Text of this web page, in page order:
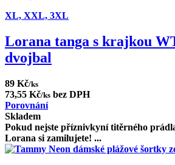
XL, XXL, 3XL
Lorana tanga s krajkou
dvojbal
89 Kč/ks
73,55 Kč/ks bez DPH
Porovnání
Skladem
Pokud nejste příznivkyní titěrného
Lorana si zamilujete! ...